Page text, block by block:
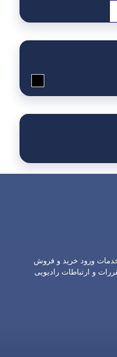
ورود خرید و فروش
و ارتباطات رادیویی